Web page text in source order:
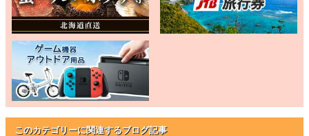
このカテゴリーに関連するブログ記事